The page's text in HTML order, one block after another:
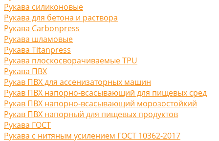
Рукава силиконовые
Рукава для бетона и раствора
Рукава Carbonpress
Рукава шламовые
Рукава Titanpress
Рукава плоскосворачиваемые TPU
Рукава ПВХ
Рукав ПВХ для ассенизаторных машин
Рукав ПВХ напорно-всасывающий для пищевых сред
Рукав ПВХ напорно-всасывающий морозостойкий
Рукав ПВХ напорный для пищевых продуктов
Рукава ГОСТ
Рукава с нитяным усилением ГОСТ 10362-2017